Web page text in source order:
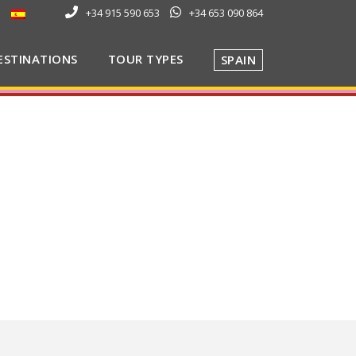
+34 915 590 653 +34 653 090 864
TOUR TYPES SPAIN